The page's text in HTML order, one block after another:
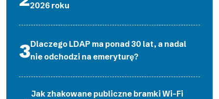
2026 roku
Dlaczego LDAP ma ponad 30 lat, a nadal
nie odchodzi na emeryturę?
Jak zhakowane publiczne bramki Wi-Fi